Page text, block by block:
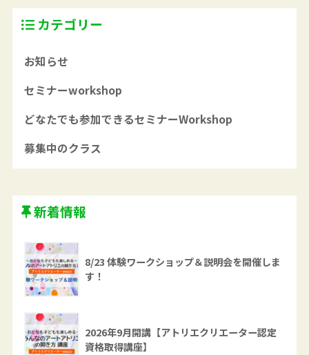
カテゴリー
お知らせ
セミナーworkshop
どなたでも参加できるセミナーWorkshop
募集中のクラス
新着情報
8/23 体験ワークショップ＆説明会を開催しま
す！
2026年9月開講【アトリエクリエーター認定
資格取得講座】